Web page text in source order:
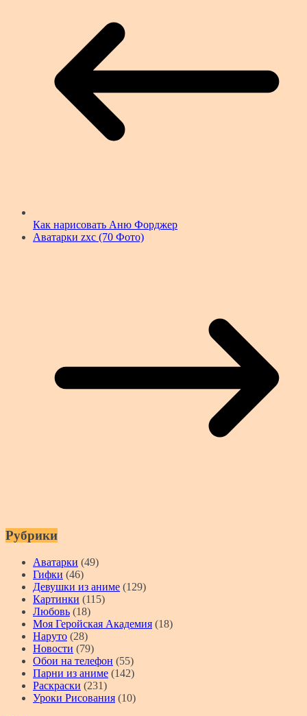
Как нарисовать Аню Форджер
Аватарки zxc (70 Фото)
Рубрики
Аватарки (49)
Гифки (46)
Девушки из аниме (129)
Картинки (115)
Любовь (18)
Моя Геройская Академия (18)
Наруто (28)
Новости (79)
Обои на телефон (55)
Парни из аниме (142)
Раскраски (231)
Уроки Рисования (10)